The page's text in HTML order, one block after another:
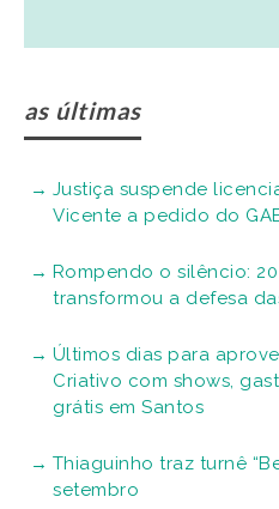
as últimas
Justiça suspende
Vicente a pedido do
Rompendo o silêncio:
transformou a defesa
Últimos dias para
Criativo com shows,
grátis em Santos
Thiaguinho traz turnê
setembro